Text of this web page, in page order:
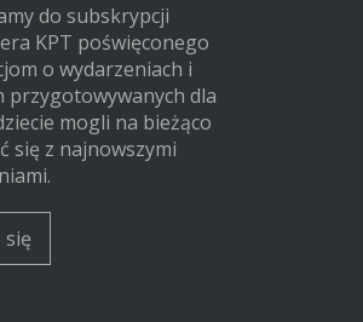
do subskrypcji
KPT poświęconego
o wydarzeniach i
przygotowywanych dla
mogli na bieżąco
się z najnowszymi
się